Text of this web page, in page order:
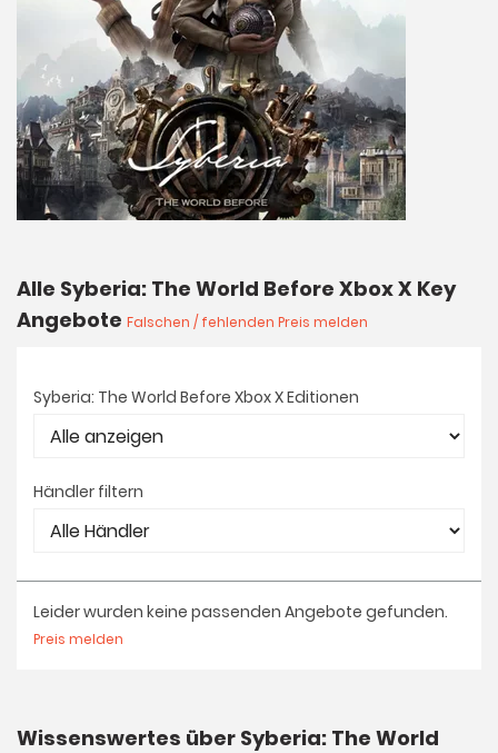
Alle Syberia: The World Before Xbox X Key
Angebote Falschen / fehlenden Preis melden
Syberia: The World Before Xbox X Editionen
Händler filtern
Leider wurden keine passenden Angebote gefunden.
Preis melden
Wissenswertes über Syberia: The World